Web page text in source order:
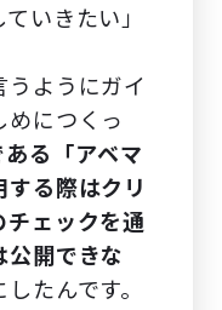
いきたい」
うようにガイ
めにつくっ
る「アベマ
する際はクリ
チェックを通
公開できな
たんです。